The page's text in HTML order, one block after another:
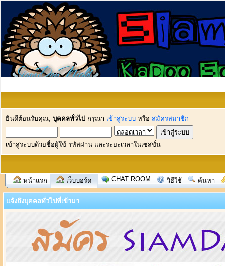
ยินดีต้อนรับคุณ, บุคคลทั่วไป กรุณา เข้าสู่ระบบ หรือ สมัครสมาชิก
เข้าสู่ระบบด้วยชื่อผู้ใช้ รหัสผ่าน และระยะเวลาในเซสชั่น
หน้าแรก เว็บบอร์ด CHAT ROOM วิธีใช้ ค้นหา
แจ้งถึงบุคคลทั่วไปที่เข้ามา